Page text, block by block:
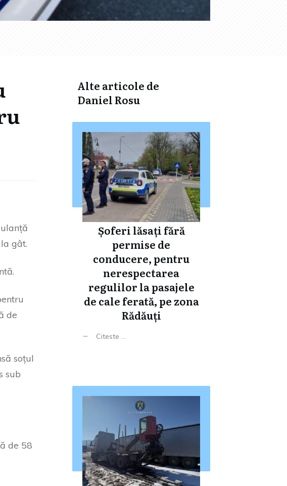
gât.
de
soțul
sub
de 58
Alte articole de
Daniel Rosu
Șoferi lăsați fără
permise de
conducere, pentru
nerespectarea
regulilor la pasajele
de cale ferată, pe zona
Rădăuți
Citeste ...